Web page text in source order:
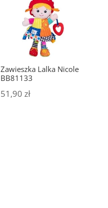
Zawieszka Lalka Nicole
BB81133
51,90zł